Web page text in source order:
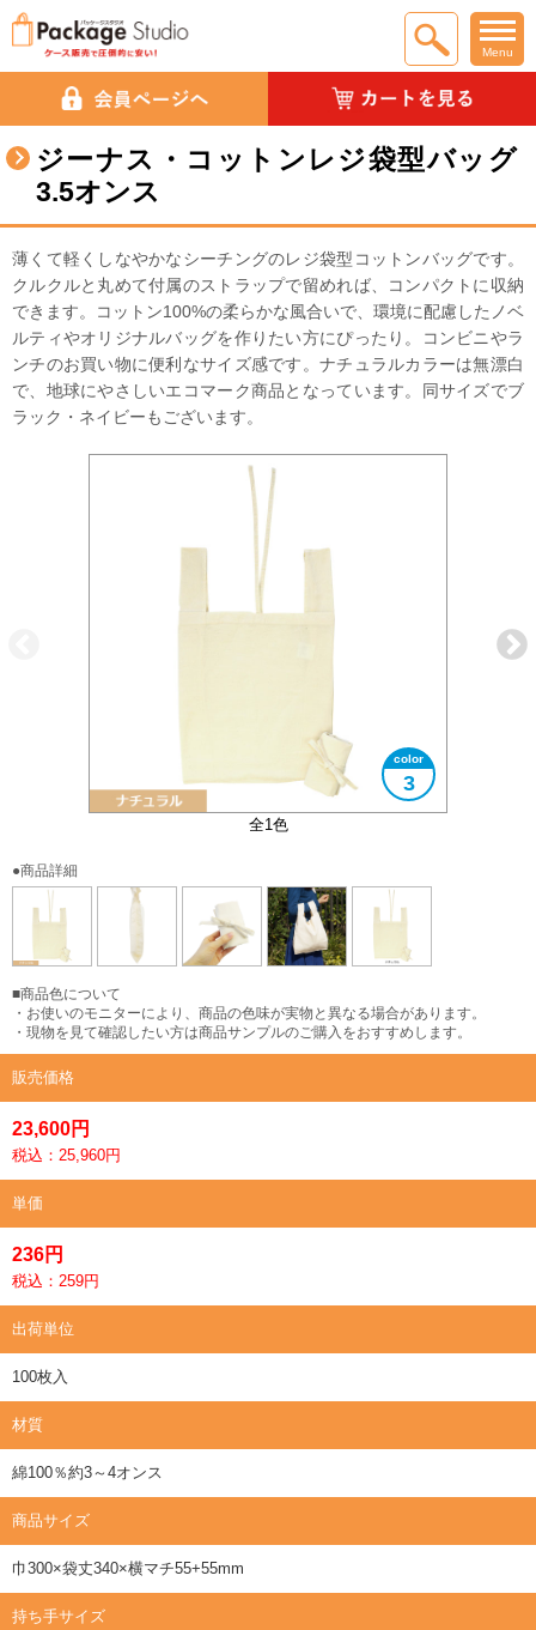
Menu
ジーナス・コットンレジ袋型バッグ
3.5オンス
薄くて軽くしなやかなシーチングのレジ袋型コットンバッグです。
クルクルと丸めて付属のストラップで留めれば、コンパクトに収納
できます。コットン100%の柔らかな風合いで、環境に配慮したノベ
ルティやオリジナルバッグを作りたい方にぴったり。コンビニやラ
ンチのお買い物に便利なサイズ感です。ナチュラルカラーは無漂白
で、地球にやさしいエコマーク商品となっています。同サイズでブ
ラック・ネイビーもございます。
全1色
3
側面にマチ付
折りたたみ時の大きさイメージ
大きさイメージ
●商品詳細
■商品色について
・お使いのモニターにより、商品の色味が実物と異なる場合があります。
・現物を見て確認したい方は商品サンプルのご購入をおすすめします。
販売価格
23,600円
税込：25,960円
単価
236円
税込：259円
出荷単位
100枚入
材質
綿100％約3～4オンス
商品サイズ
巾300×袋丈340×横マチ55+55mm
持ち手サイズ